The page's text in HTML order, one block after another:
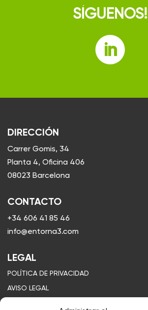
SÍGUENOS!
DIRECCIÓN
Carrer Gomis, 34
Planta 4, Oficina 406
08023 Barcelona
CONTACTO
+34 606 41 85 46
info@entorna3.com
LEGAL
POLÍTICA DE PRIVACIDAD
AVISO LEGAL